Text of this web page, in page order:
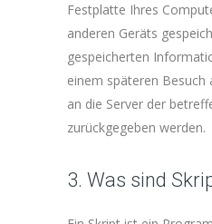
Festplatte Ihres
anderen Geräts
gespeicherten
einem späteren Besuch
an die Server der
zurückgegeben werden.
3. Was sind